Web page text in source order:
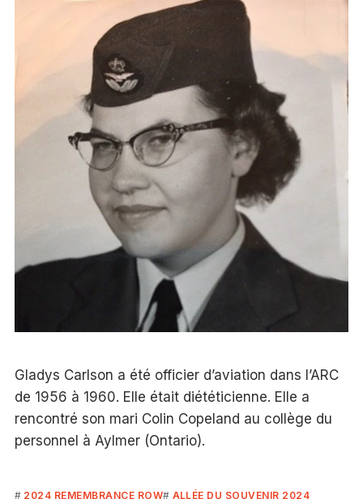
Gladys Carlson a été officier d’aviation dans l’ARC
de 1956 à 1960. Elle était diététicienne. Elle a
rencontré son mari Colin Copeland au collège du
personnel à Aylmer (Ontario).
2024 REMEMBRANCE ROW ALLÉE DU SOUVENIR 2024